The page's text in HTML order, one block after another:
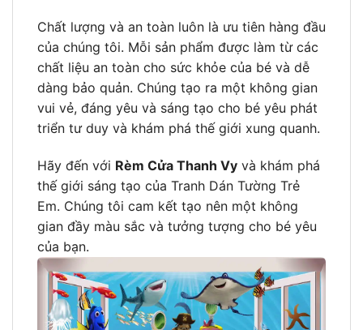
Chất lượng và an toàn luôn là ưu tiên hàng đầu
của chúng tôi. Mỗi sản phẩm được làm từ các
chất liệu an toàn cho sức khỏe của bé và dễ
dàng bảo quản. Chúng tạo ra một không gian
vui vẻ, đáng yêu và sáng tạo cho bé yêu phát
triển tư duy và khám phá thế giới xung quanh.
Hãy đến với Rèm Cửa Thanh Vy và khám phá
thế giới sáng tạo của Tranh Dán Tường Trẻ
Em. Chúng tôi cam kết tạo nên một không
gian đầy màu sắc và tưởng tượng cho bé yêu
của bạn.